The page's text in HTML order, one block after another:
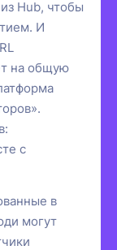
Hub, чтобы
И
на общую
с
в
могут